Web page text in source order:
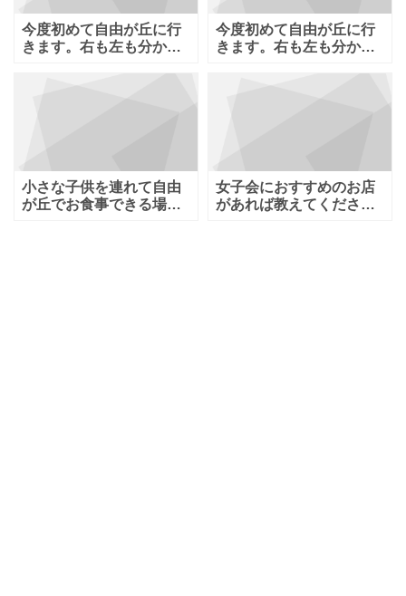
今度初めて自由が丘に行
きます。右も左も分から
今度初めて自由が丘に行
きます。右も左も分から
小さな子供を連れて自由
が丘でお食事できる場
女子会におすすめのお店
があれば教えてくださ